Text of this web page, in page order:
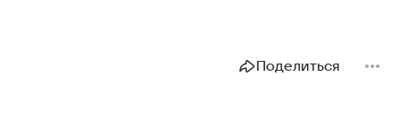
Поделиться